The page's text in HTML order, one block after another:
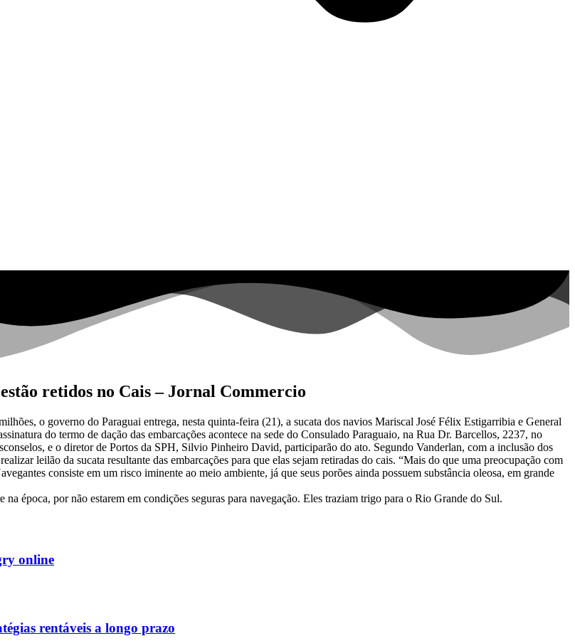
retidos no Cais – Jornal Commercio
o governo do Paraguai entrega, nesta quinta-feira (21), a sucata dos navios Mariscal José Félix Estigarribia e General
do termo de dação das embarcações acontece na sede do Consulado Paraguaio, na Rua Dr. Barcellos, 2237, no
e o diretor de Portos da SPH, Silvio Pinheiro David, participarão do ato. Segundo Vanderlan, com a inclusão dos
leilão da sucata resultante das embarcações para que elas sejam retiradas do cais. “Mais do que uma preocupação com
consiste em um risco iminente ao meio ambiente, já que seus porões ainda possuem substância oleosa, em grande
época, por não estarem em condições seguras para navegação. Eles traziam trigo para o Rio Grande do Sul.
online
rentáveis a longo prazo